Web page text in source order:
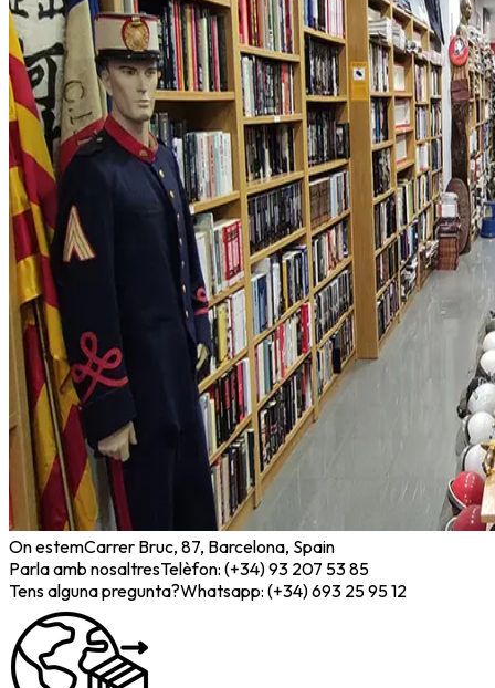
On estemCarrer Bruc, 87, Barcelona, Spain
Parla amb nosaltresTelèfon: (+34) 93 207 53 85
Tens alguna pregunta?Whatsapp: (+34) 693 25 95 12